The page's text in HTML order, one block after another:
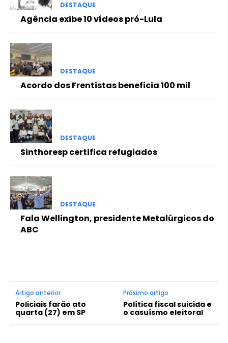
DESTAQUE
Agência exibe 10 vídeos pró-Lula
DESTAQUE
Acordo dos Frentistas beneficia 100 mil
DESTAQUE
Sinthoresp certifica refugiados
DESTAQUE
Fala Wellington, presidente Metalúrgicos do
ABC
Artigo anterior
Policiais farão ato
quarta (27) em SP
Próximo artigo
Política fiscal suicida e
o casuísmo eleitoral